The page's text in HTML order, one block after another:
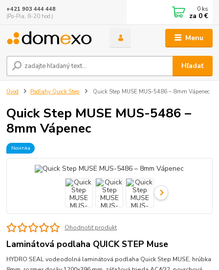
Menu
Hľadať
+421 903 444 448
(Po-Pia, 8-20 hod.)
0 ks
za 0 €
Úvod Podlahy Quick Step Quick Step MUSE MUS-5486 – 8mm Vápenec
Quick Step MUSE MUS-5486 –
8mm Vápenec
Novinka
Ohodnotiť produkt
Laminátová podlaha QUICK STEP Muse
HYDRO SEAL vodeodolná laminátová podlaha Quick Step MUSE, hrúbka